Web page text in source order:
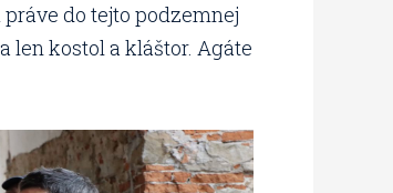
do tejto podzemnej
len kostol a kláštor. Agáte